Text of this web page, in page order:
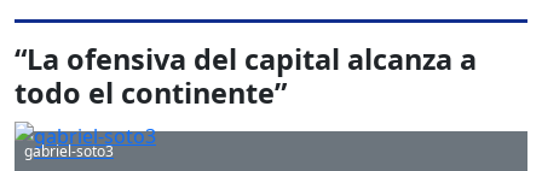
“La ofensiva del capital alcanza a
todo el continente”
gabriel-soto3